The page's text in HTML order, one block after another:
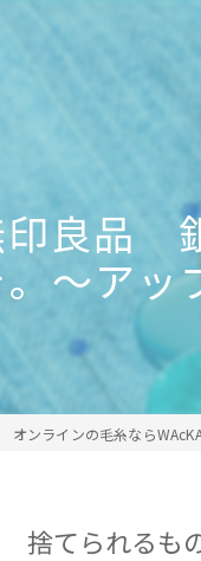
印良品
。～アッ
オンラインの毛糸なら
てられるも